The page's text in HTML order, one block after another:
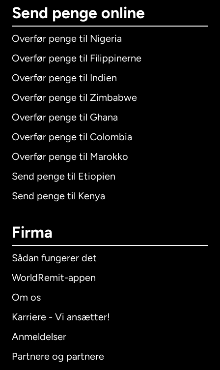
Send penge online
Overfør penge til Nigeria
Overfør penge til Filippinerne
Overfør penge til Indien
Overfør penge til Zimbabwe
Overfør penge til Ghana
Overfør penge til Colombia
Overfør penge til Marokko
Send penge til Etiopien
Send penge til Kenya
Firma
Sådan fungerer det
WorldRemit-appen
Om os
Karriere - Vi ansætter!
Anmeldelser
Partnere og partnere